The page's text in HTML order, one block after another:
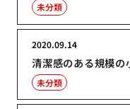
未分類
清潔感のある規模の
2020.09.14
未分類